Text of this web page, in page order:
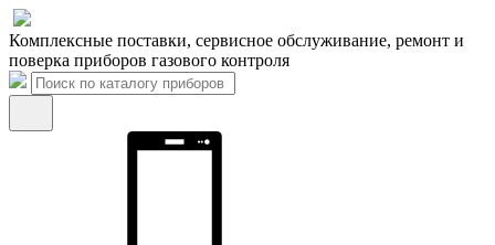
Комплексные поставки, сервисное обслуживание, ремонт и
поверка приборов газового контроля